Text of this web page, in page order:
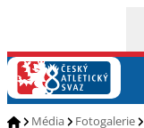
Média Fotogalerie